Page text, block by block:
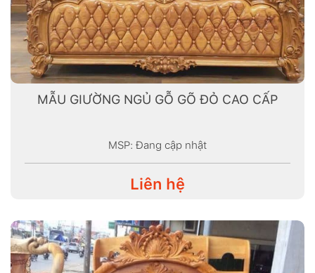
MẪU GIƯỜNG NGỦ GỖ GÕ ĐỎ CAO CẤP
MSP: Đang cập nhật
Liên hệ